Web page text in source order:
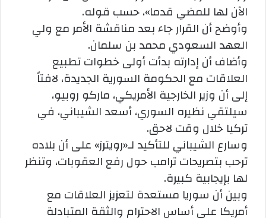
الآن لها للمضي قدما»، حسب قوله.
وأوضح أن القرار جاء بعد مناقشة الأمر مع ولي
العهد السعودي محمد بن سلمان.
وأضاف أن إدارته بدأت أولى خطوات تطبيع
العلاقات مع الحكومة السورية الجديدة، لافتاً
إلى أن وزير الخارجية الأمريكي، ماركو روبيو،
سيلتقي نظيره السوري، أسعد الشيباني، في
تركيا خلال وقت لاحق.
وسارع الشيباني للتأكيد لـ«رويترز» على أن بلاده
ترحب بتصريحات ترامب حول رفع العقوبات، وتنظر
لها بإيجابية كبيرة.
وبين أن سوريا مستعدة لتعزيز العلاقات مع
أمريكا على أساس الاحترام والثقة المتبادلة